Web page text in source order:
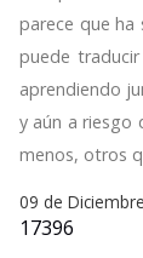
parece que ha
puede
aprendiendo
y aún a riesgo
menos, otros
09 de
17396